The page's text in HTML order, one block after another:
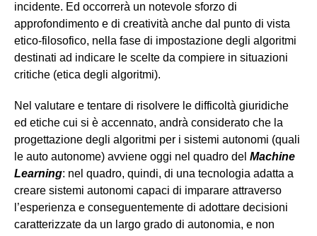
incidente. Ed occorrerà un notevole sforzo di
approfondimento e di creatività anche dal punto di vista
etico-filosofico, nella fase di impostazione degli algoritmi
destinati ad indicare le scelte da compiere in situazioni
critiche (etica degli algoritmi).
Nel valutare e tentare di risolvere le difficoltà giuridiche
ed etiche cui si è accennato, andrà considerato che la
progettazione degli algoritmi per i sistemi autonomi (quali
le auto autonome) avviene oggi nel quadro del Machine
Learning: nel quadro, quindi, di una tecnologia adatta a
creare sistemi autonomi capaci di imparare attraverso
l’esperienza e conseguentemente di adottare decisioni
caratterizzate da un largo grado di autonomia, e non